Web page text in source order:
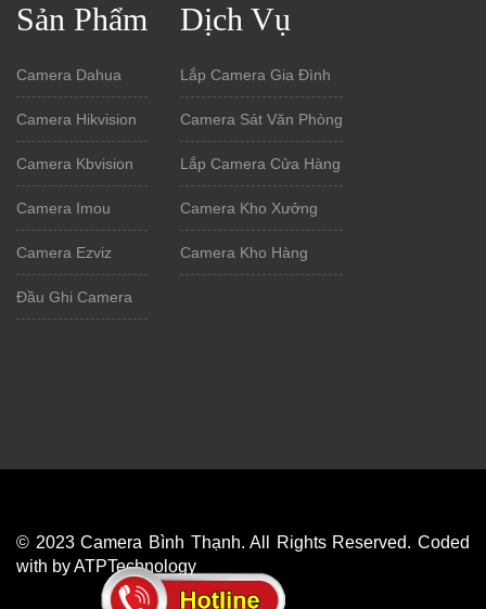
Sản Phẩm
Camera Dahua
Camera Hikvision
Camera Kbvision
Camera Imou
Camera Ezviz
Đầu Ghi Camera
Dịch Vụ
Lắp Camera Gia Đình
Camera Sát Văn Phòng
Lắp Camera Cửa Hàng
Camera Kho Xưởng
Camera Kho Hàng
© 2023 Camera Bình Thạnh. All Rights Reserved. Coded
with by ATPTechnology